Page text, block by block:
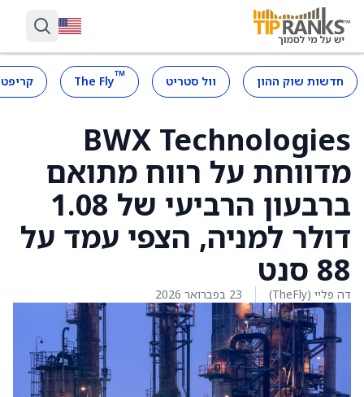
חדשות שוק ההון וול סטריט ™
The Fly
BWX Technologies
מדווחת על רווח מתואם
ברבעון הרביעי של 1.08
דולר למניה, הצפי עמד על
88 סנט
דה פליי (TheFly) 23 בפברואר 2026